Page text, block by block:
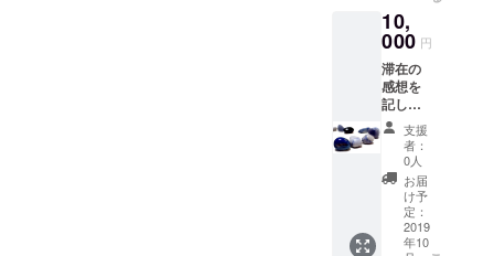
two
postcar
ds from
Hualien
10,
000 円
滞在の
感想を
記した
花蓮の
絵はが
きを２
通＆タ
ロコ渓
谷と海
に洗わ
れた小
支援
者：
0人
お届
け予
定：
2019
年10